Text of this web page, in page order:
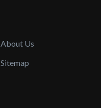
About Us
Sitemap